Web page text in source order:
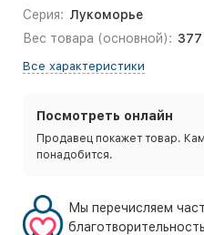
Серия: Лукоморье
Вес товара (основной): 377
Все характеристики
Посмотреть онлайн
Продавец покажет товар.
понадобится.
Мы перечисляем
благотворительность